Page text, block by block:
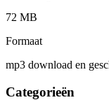
72 MB
Formaat
mp3 download en
Categorieën